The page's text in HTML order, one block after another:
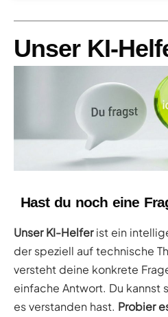
Unser KI-
Hast du noch eine
Unser KI-Helferist ein
der speziell auf technische
versteht deine konkrete
einfache Antwort. Du kannst
es verstanden hast. Probier